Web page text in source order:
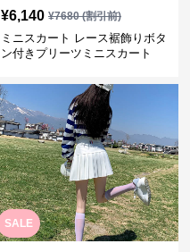
¥6,140 ¥7680(割引前)
ミニスカート レース裾飾りボタ
ン付きプリーツミニスカート
SALE